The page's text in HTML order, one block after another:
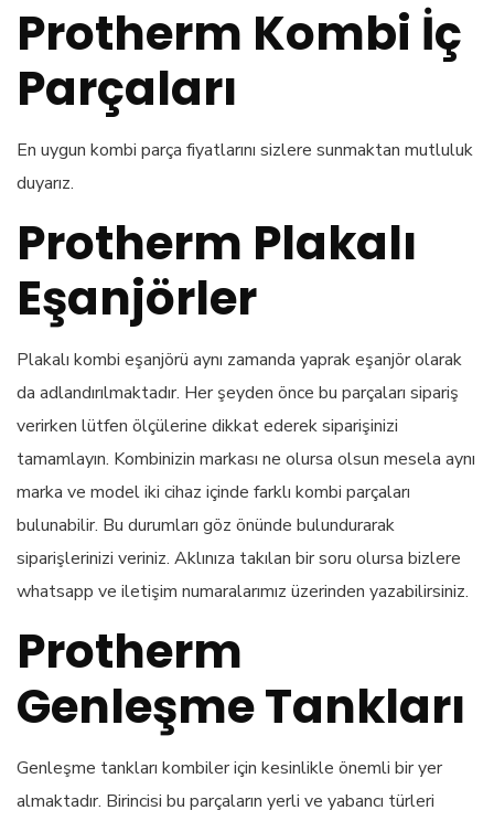
Protherm Kombi İç
Parçaları
En uygun kombi parça fiyatlarını sizlere sunmaktan mutluluk
duyarız.
Protherm Plakalı
Eşanjörler
Plakalı kombi eşanjörü aynı zamanda yaprak eşanjör olarak
da adlandırılmaktadır. Her şeyden önce bu parçaları sipariş
verirken lütfen ölçülerine dikkat ederek siparişinizi
tamamlayın. Kombinizin markası ne olursa olsun mesela aynı
marka ve model iki cihaz içinde farklı kombi parçaları
bulunabilir. Bu durumları göz önünde bulundurarak
siparişlerinizi veriniz. Aklınıza takılan bir soru olursa bizlere
whatsapp ve iletişim numaralarımız üzerinden yazabilirsiniz.
Protherm
Genleşme Tankları
Genleşme tankları kombiler için kesinlikle önemli bir yer
almaktadır. Birincisi bu parçaların yerli ve yabancı türleri